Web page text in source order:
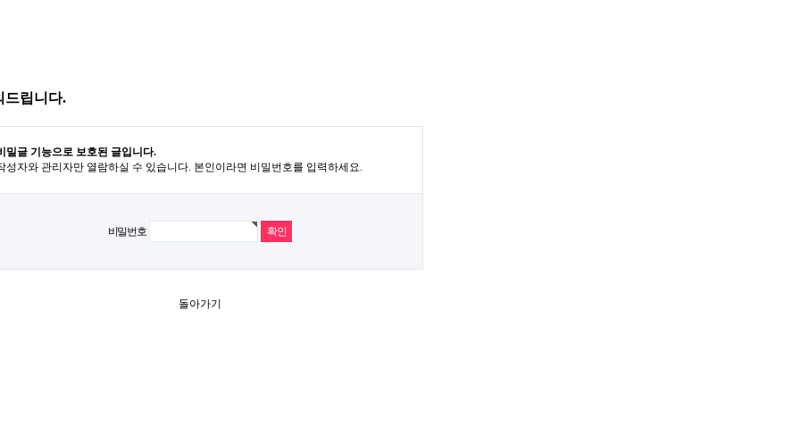
드립니다.
밀글 기능으로 보호된 글입니다.
성자와 관리자만 열람하실 수 있습니다. 본인이라면 비밀번호를 입력하세요.
비밀번호
돌아가기